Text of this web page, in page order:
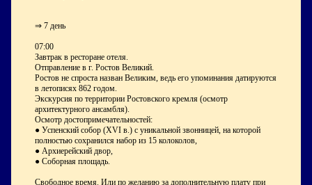
⇒ 7 день
07:00
Завтрак в ресторане отеля.
Отправление в г. Ростов Великий.
Ростов не спроста назван Великим, ведь его упоминания датируются
в летописях 862 годом.
Экскурсия по территории Ростовского кремля (осмотр
архитектурного ансамбля).
Осмотр достопримечательностей:
● Успенский собор (XVI в.) с уникальной звонницей, на которой
полностью сохранился набор из 15 колоколов,
● Архиерейский двор,
● Соборная площадь.
Свободное время. Или по желанию за дополнительную плату при